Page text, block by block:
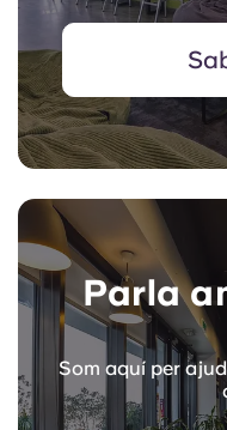
Parla
Som aquí per